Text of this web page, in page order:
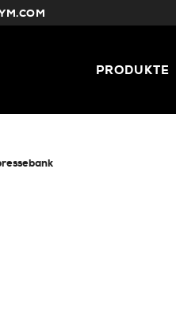
PRODUKTE